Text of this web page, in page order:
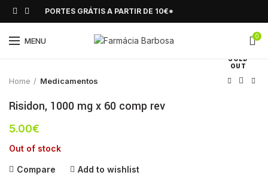
PORTES GRÁTIS A PARTIR DE 10€*
MENU 0
SOLD
OUT
Click to enlarge
Home Medicamentos
Risidon, 1000 mg x 60 comp rev
5.00€
Out of stock
Compare Add to wishlist